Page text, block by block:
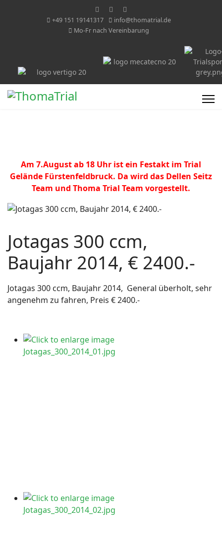
+49 151 19141317
info@thomatrial.de
Mo-Fr nach Vereinbarung
Am 7.August ab 18 Uhr ist ein Festakt im Trial
Gelände Fürstenfeldbruck. Da wird das Dellen Seitz
Team und Thoma Trial Team vorgestellt.
Jotagas 300 ccm,
Baujahr 2014, € 2400.-
Jotagas 300 ccm, Baujahr 2014, General überholt, sehr
angenehm zu fahren, Preis € 2400.-